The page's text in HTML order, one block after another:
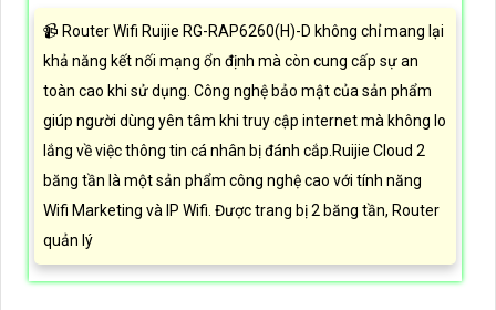
📹 Router Wifi Ruijie RG-RAP6260(H)-D không chỉ mang lại
khả năng kết nối mạng ổn định mà còn cung cấp sự an
toàn cao khi sử dụng. Công nghệ bảo mật của sản phẩm
giúp người dùng yên tâm khi truy cập internet mà không lo
lắng về việc thông tin cá nhân bị đánh cắp.Ruijie Cloud 2
băng tần là một sản phẩm công nghệ cao với tính năng
Wifi Marketing và IP Wifi. Được trang bị 2 băng tần, Router
quản lý